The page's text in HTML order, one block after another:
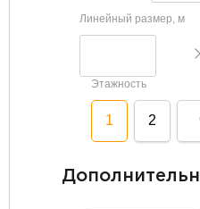
Линейный размер, м
Этажность
1 2